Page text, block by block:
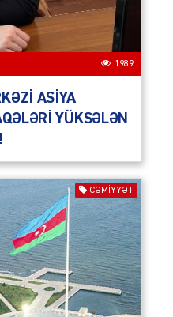
1989
ASİYA
YÜKSƏLƏN
CƏMIYYƏT